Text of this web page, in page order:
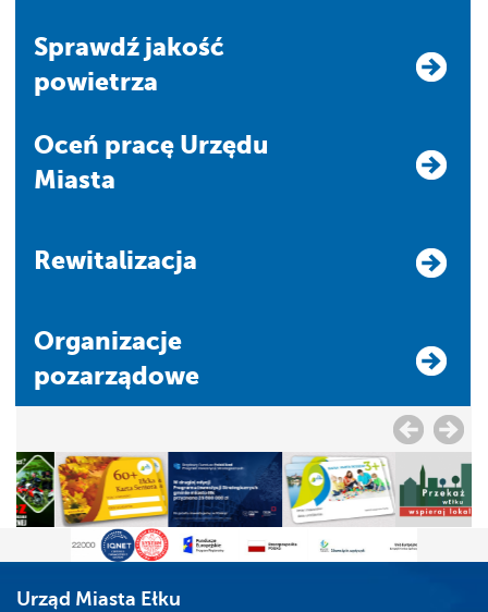
Sprawdź jakość
powietrza
Oceń pracę Urzędu
Miasta
Rewitalizacja
Organizacje
pozarządowe
Urząd Miasta Ełku